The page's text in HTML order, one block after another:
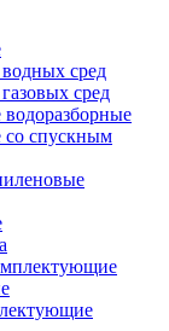
сред
сред
спускным